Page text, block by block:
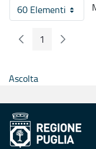
60 ElementiPer pagina
Pagina Precedente
Pagina
1 Pagina
Ascolta